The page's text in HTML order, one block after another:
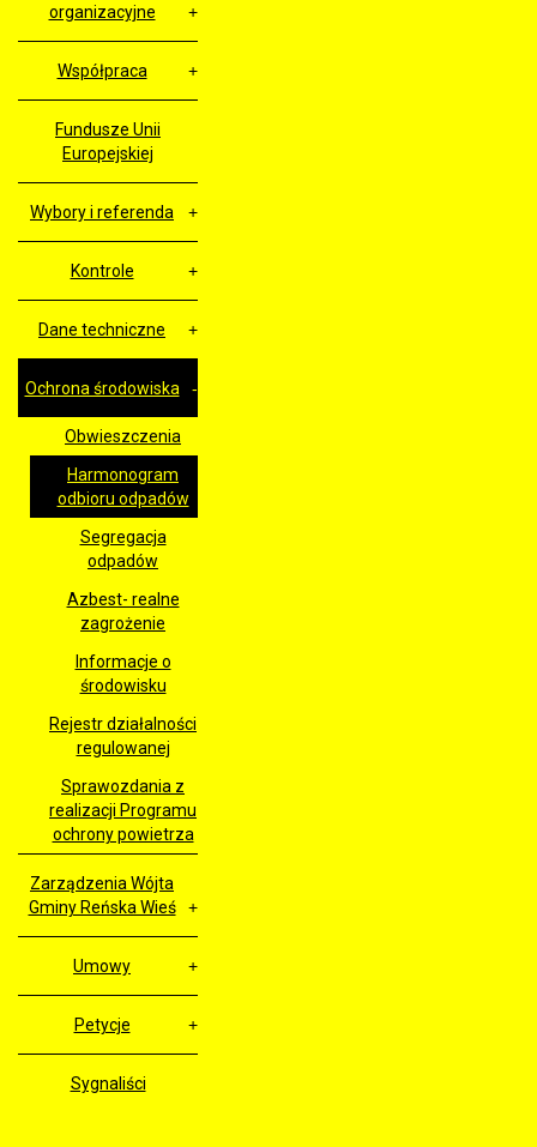
organizacyjne
Współpraca
Fundusze Unii
Europejskiej
Wybory i referenda
Kontrole
Dane techniczne
Ochrona środowiska
Obwieszczenia
Harmonogram
odbioru odpadów
Segregacja
odpadów
Azbest- realne
zagrożenie
Informacje o
środowisku
Rejestr działalności
regulowanej
Sprawozdania z
realizacji Programu
ochrony powietrza
Zarządzenia Wójta
Gminy Reńska Wieś
Umowy
Petycje
Sygnaliści